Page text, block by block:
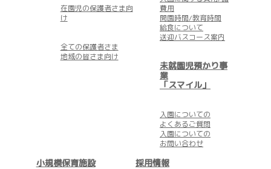
在園児の保護者さま向
け
全ての保護者さま
地域の皆さま向け
費用
開園時間/教育時間
給食について
送迎バスコース案内
未就園児預かり事
業
「スマイル」
入園についての
よくあるご質問
入園についての
お問い合わせ
小規模保育施設 採用情報